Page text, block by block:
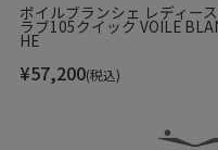
ボイルブランシェ レディー
ラブ105クイック VOILE
HE
¥57,200(税込)